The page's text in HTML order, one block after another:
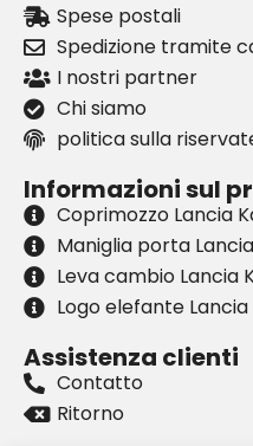
Spese postali
Spedizione tramite
I nostri partner
Chi siamo
politica sulla
Informazioni sul
Coprimozzo Lancia
Maniglia porta
Leva cambio Lancia
Logo elefante Lancia
Assistenza clienti
Contatto
Ritorno